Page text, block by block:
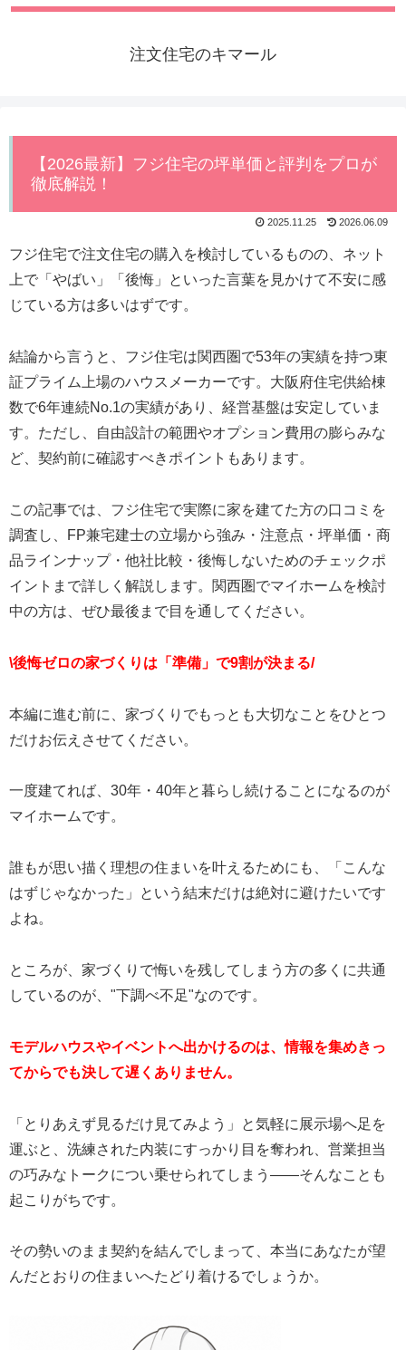
注文住宅のキマール
【2026最新】フジ住宅の坪単価と評判をプロが
徹底解説！
2025.11.25 2026.06.09
フジ住宅で注文住宅の購入を検討しているものの、ネット
上で「やばい」「後悔」といった言葉を見かけて不安に感
じている方は多いはずです。
結論から言うと、フジ住宅は関西圏で53年の実績を持つ東
証プライム上場のハウスメーカーです。大阪府住宅供給棟
数で6年連続No.1の実績があり、経営基盤は安定していま
す。ただし、自由設計の範囲やオプション費用の膨らみな
ど、契約前に確認すべきポイントもあります。
この記事では、フジ住宅で実際に家を建てた方の口コミを
調査し、FP兼宅建士の立場から強み・注意点・坪単価・商
品ラインナップ・他社比較・後悔しないためのチェックポ
イントまで詳しく解説します。関西圏でマイホームを検討
中の方は、ぜひ最後まで目を通してください。
\後悔ゼロの家づくりは「準備」で9割が決まる/
本編に進む前に、家づくりでもっとも大切なことをひとつ
だけお伝えさせてください。
一度建てれば、30年・40年と暮らし続けることになるのが
マイホームです。
誰もが思い描く理想の住まいを叶えるためにも、「こんな
はずじゃなかった」という結末だけは絶対に避けたいです
よね。
ところが、家づくりで悔いを残してしまう方の多くに共通
しているのが、"下調べ不足"なのです。
モデルハウスやイベントへ出かけるのは、情報を集めきっ
てからでも決して遅くありません。
「とりあえず見るだけ見てみよう」と気軽に展示場へ足を
運ぶと、洗練された内装にすっかり目を奪われ、営業担当
の巧みなトークについ乗せられてしまう——そんなことも
起こりがちです。
その勢いのまま契約を結んでしまって、本当にあなたが望
んだとおりの住まいへたどり着けるでしょうか。